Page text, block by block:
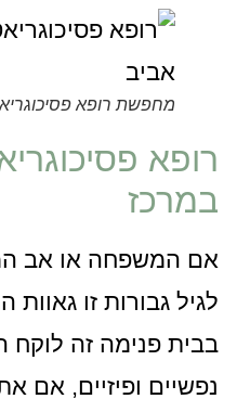
מחפשת רופא
רופא
במרכז
אם המשפחה או אב
לגיל גבורות זו גאוות
בבית פנימה זה לוקח
נפשיים ופיזיים, אם